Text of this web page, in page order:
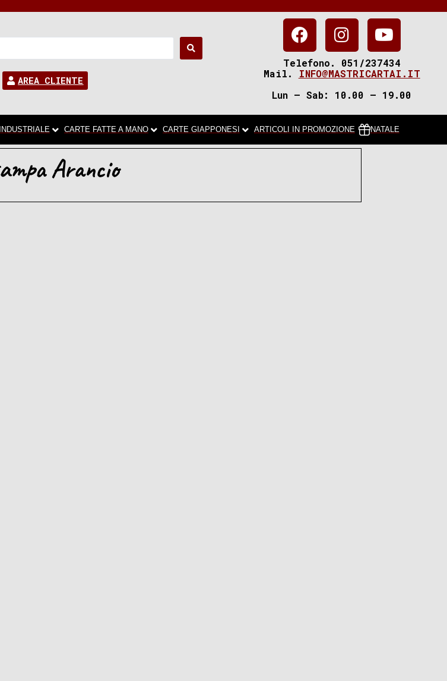
AREA CLIENTE
Telefono. 051/237434
Mail.
INFO@MASTRICARTAI.IT
Lun – Sab: 10.00 – 19.00
CARTE FATTE A MANO CARTE GIAPPONESI ARTICOLI IN PROMOZIONE NATALE
Arancio